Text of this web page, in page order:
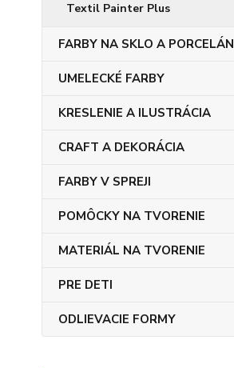
Textil Painter Plus
FARBY NA SKLO A PORCELÁN
UMELECKÉ FARBY
KRESLENIE A ILUSTRÁCIA
CRAFT A DEKORÁCIA
FARBY V SPREJI
POMÔCKY NA TVORENIE
MATERIÁL NA TVORENIE
PRE DETI
ODLIEVACIE FORMY